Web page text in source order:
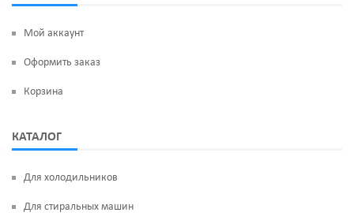
Мой аккаунт
Оформить заказ
Корзина
КАТАЛОГ
Для холодильников
Для стиральных машин